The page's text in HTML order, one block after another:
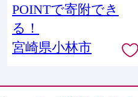
POINTで寄附でき
る！
宮崎県小林市